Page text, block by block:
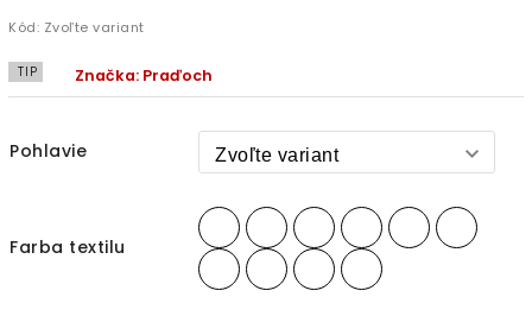
Kód: Zvoľte variant
TIP Značka: Praďoch
Pohlavie
Farba textilu